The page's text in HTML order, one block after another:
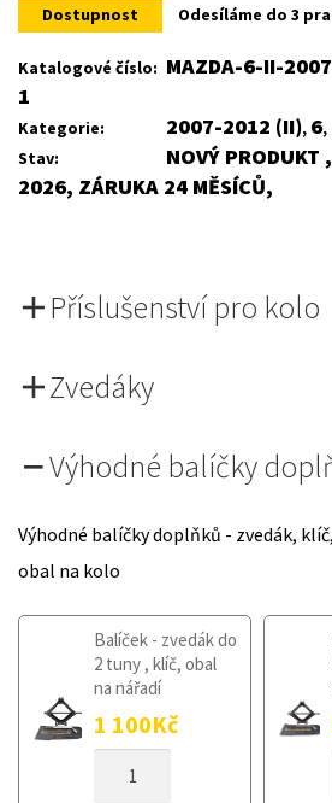
4
3
Dostupnost Odesíláme do 3
Katalogové číslo: MAZDA-6-II-
1
Kategorie: 2007-2012 (II), 6,
Stav:
NOVÝ
2026, ZÁRUKA 24 MĚSÍCŮ,
Příslušenství pro kolo
Zvedáky
Výhodné balíčky
Výhodné balíčky doplňků - zvedák,
obal na kolo
Balíček - zvedák do
2 tuny , klíč, obal
na nářadí
1 100Kč
KOLO